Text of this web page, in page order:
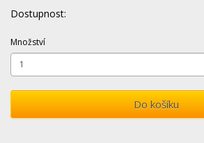
Dostupnost:
Množství
Do košíku